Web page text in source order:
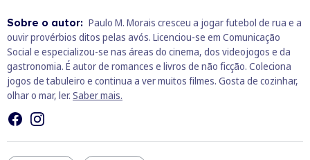
Sobre o autor: Paulo M. Morais cresceu a jogar futebol de rua e a
ouvir provérbios ditos pelas avós. Licenciou-se em Comunicação
Social e especializou-se nas áreas do cinema, dos videojogos e da
gastronomia. É autor de romances e livros de não ficção. Coleciona
jogos de tabuleiro e continua a ver muitos filmes. Gosta de cozinhar,
olhar o mar, ler. Saber mais.